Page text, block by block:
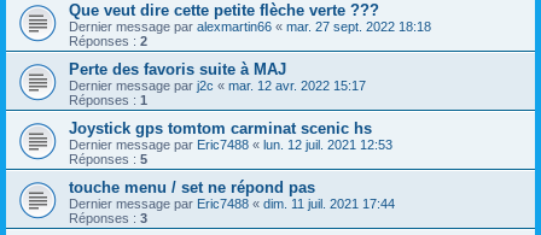
Que veut dire cette petite flèche verte ???
Dernier message par alexmartin66 « mar. 27 sept. 2022 18:18
Réponses : 2
Perte des favoris suite à MAJ
Dernier message par j2c « mar. 12 avr. 2022 15:17
Réponses : 1
Joystick gps tomtom carminat scenic hs
Dernier message par Eric7488 « lun. 12 juil. 2021 12:53
Réponses : 5
touche menu / set ne répond pas
Dernier message par Eric7488 « dim. 11 juil. 2021 17:44
Réponses : 3